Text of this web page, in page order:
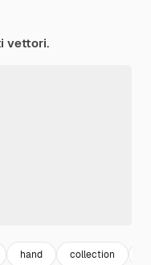
vettori.
hand collection